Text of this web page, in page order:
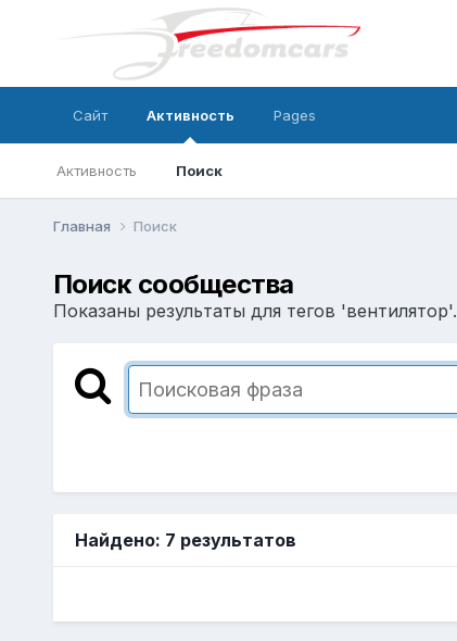
Сайт Активность
Активность Поиск
Pages
Главная Поиск
Поиск сообщества
Показаны результаты для тегов 'вентилятор'.
Найдено: 7 результатов